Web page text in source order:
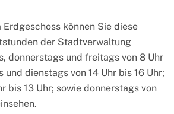
können Sie diese
der Stadtverwaltung
donnerstags und freitags von 8 Uhr
und dienstags von 14 Uhr bis 16 Uhr;
bis 13 Uhr; sowie donnerstags von